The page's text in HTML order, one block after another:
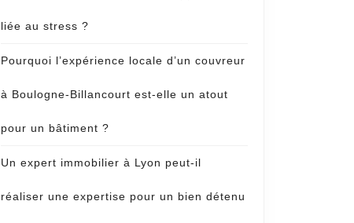
liée au stress ?
Pourquoi l’expérience locale d’un couvreur
à Boulogne-Billancourt est-elle un atout
pour un bâtiment ?
Un expert immobilier à Lyon peut-il
réaliser une expertise pour un bien détenu